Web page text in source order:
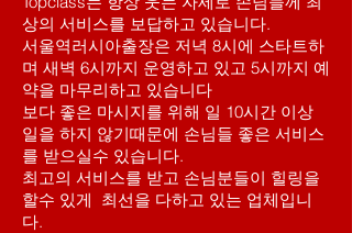
상의 서비스를 보답하고 있습니다.
서울역러시아출장은 저녁 8시에 스타트하
며 새벽 6시까지 운영하고 있고 5시까지 예
약을 마무리하고 있습니다
보다 좋은 마시지를 위해 일 10시간 이상
일을 하지 않기때문에 손님들 좋은 서비스
를 받으실수 있습니다.
​최고의 서비스를 받고 손님분들이 힐링을
할수 있게 최선을 다하고 있는 업체입니
다.